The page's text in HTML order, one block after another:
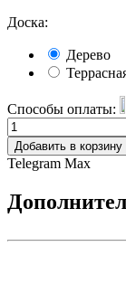
Доска:
Дерево
Способы оплаты:
Добавить в корзину
Telegram Max